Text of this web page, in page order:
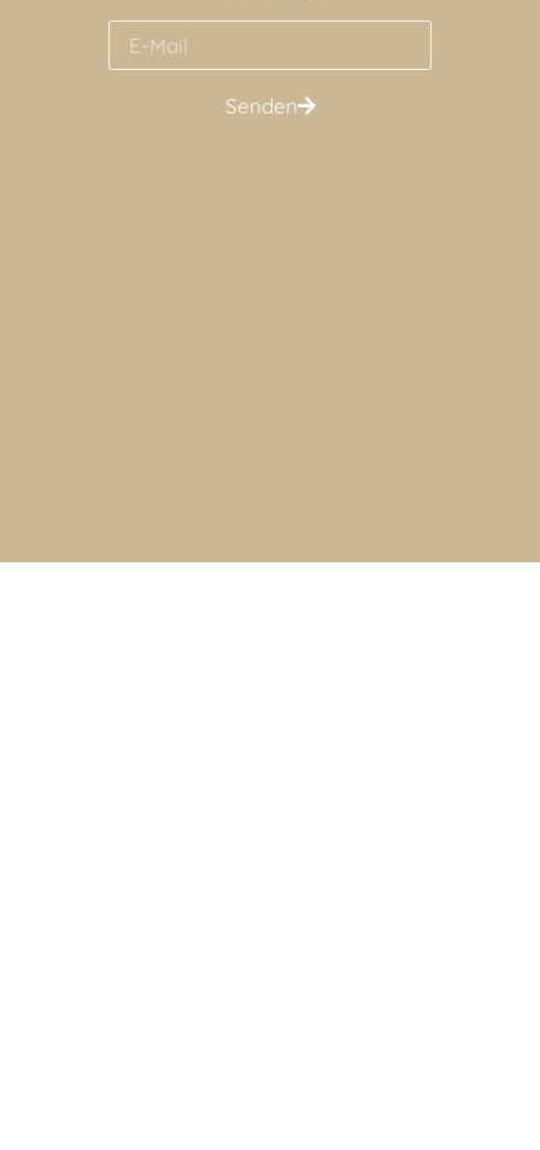
Senden